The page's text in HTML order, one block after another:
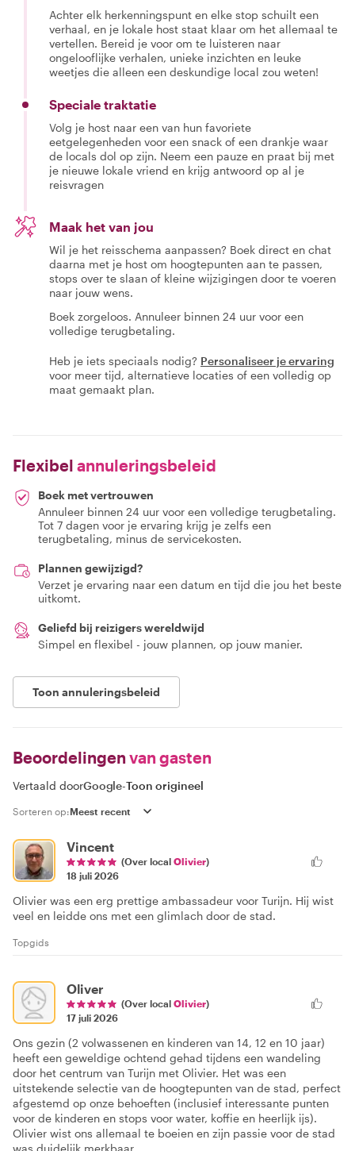
Achter elk herkenningspunt en elke stop schuilt een
verhaal, en je lokale host staat klaar om het allemaal te
vertellen. Bereid je voor om te luisteren naar
ongelooflijke verhalen, unieke inzichten en leuke
weetjes die alleen een deskundige local zou weten!
Speciale traktatie
Volg je host naar een van hun favoriete
eetgelegenheden voor een snack of een drankje waar
de locals dol op zijn. Neem een pauze en praat bij met
je nieuwe lokale vriend en krijg antwoord op al je
reisvragen
Maak het van jou
Wil je het reisschema aanpassen? Boek direct en chat
daarna met je host om hoogtepunten aan te passen,
stops over te slaan of kleine wijzigingen door te voeren
naar jouw wens.
Boek zorgeloos. Annuleer binnen 24 uur voor een
volledige terugbetaling.
Heb je iets speciaals nodig? Personaliseer je ervaring
voor meer tijd, alternatieve locaties of een volledig op
maat gemaakt plan.
Flexibel annuleringsbeleid
Boek met vertrouwen
Annuleer binnen 24 uur voor een volledige terugbetaling.
Tot 7 dagen voor je ervaring krijg je zelfs een
terugbetaling, minus de servicekosten.
Plannen gewijzigd?
Verzet je ervaring naar een datum en tijd die jou het beste
uitkomt.
Geliefd bij reizigers wereldwijd
Simpel en flexibel - jouw plannen, op jouw manier.
Toon annuleringsbeleid
Beoordelingen van gasten
Vertaald doorGoogle-Toon origineel
Sorteren op:
Vincent
(Over local Olivier)
18 juli 2026
Olivier was een erg prettige ambassadeur voor Turijn. Hij wist
veel en leidde ons met een glimlach door de stad.
Topgids
Oliver
(Over local Olivier)
17 juli 2026
Ons gezin (2 volwassenen en kinderen van 14, 12 en 10 jaar)
heeft een geweldige ochtend gehad tijdens een wandeling
door het centrum van Turijn met Olivier. Het was een
uitstekende selectie van de hoogtepunten van de stad, perfect
afgestemd op onze behoeften (inclusief interessante punten
voor de kinderen en stops voor water, koffie en heerlijk ijs).
Olivier wist ons allemaal te boeien en zijn passie voor de stad
was duidelijk merkbaar.